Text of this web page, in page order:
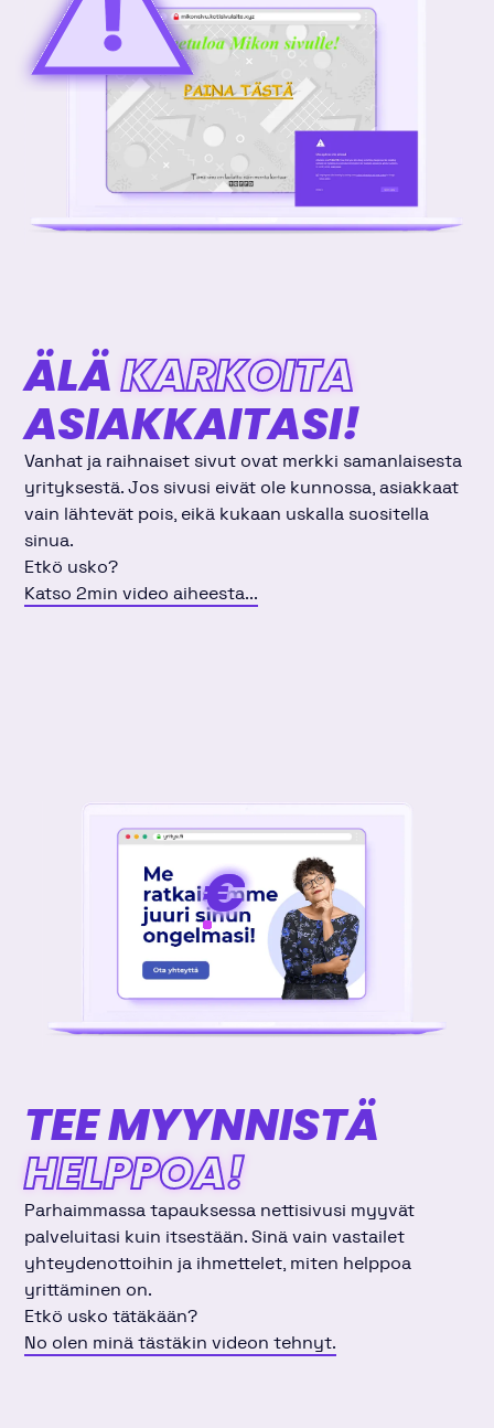
ÄLÄKARKOITA
ASIAKKAITASI!
Vanhat ja raihnaiset sivut ovat merkki samanlaisesta
yrityksestä. Jos sivusi eivät ole kunnossa, asiakkaat
vain lähtevät pois, eikä kukaan uskalla suositella
sinua.
Etkö usko?
Katso 2min video aiheesta...
TEE MYYNNISTÄ
HELPPOA!
Parhaimmassa tapauksessa nettisivusi myyvät
palveluitasi kuin itsestään. Sinä vain vastailet
yhteydenottoihin ja ihmettelet, miten helppoa
yrittäminen on.
Etkö usko tätäkään?
No olen minä tästäkin videon tehnyt.
€
€
€
€